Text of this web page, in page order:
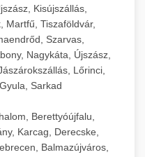
Kisújszállás,
Martfű, Tiszaföldvár,
Szarvas,
Nagykáta, Újszász,
Lőrinci,
Sarkad
Berettyóújfalu,
Karcag, Derecske,
Balmazújváros,